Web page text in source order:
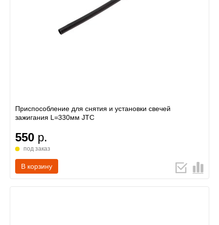
Приспособление для снятия и установки свечей
зажигания L=330мм JTC
550 р.
под заказ
В корзину